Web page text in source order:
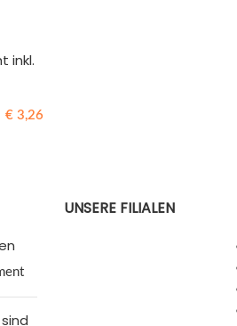
inkl.
€3,26
UNSERE FILIALEN